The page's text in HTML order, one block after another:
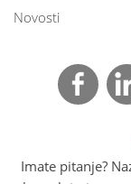
Novosti
Imate pitanje?